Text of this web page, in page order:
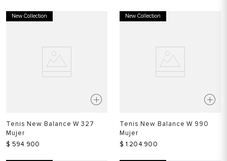
New Collection
Tenis New Balance W 327
Mujer
$ 594.900
New Collection
Tenis New Balance W 990
Mujer
$ 1.204.900